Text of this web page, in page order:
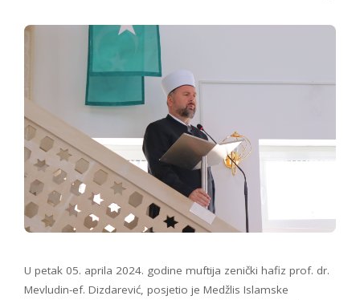
U petak 05. aprila 2024. godine muftija zenički hafiz prof. dr.
Mevludin-ef. Dizdarević, posjetio je Medžlis Islamske